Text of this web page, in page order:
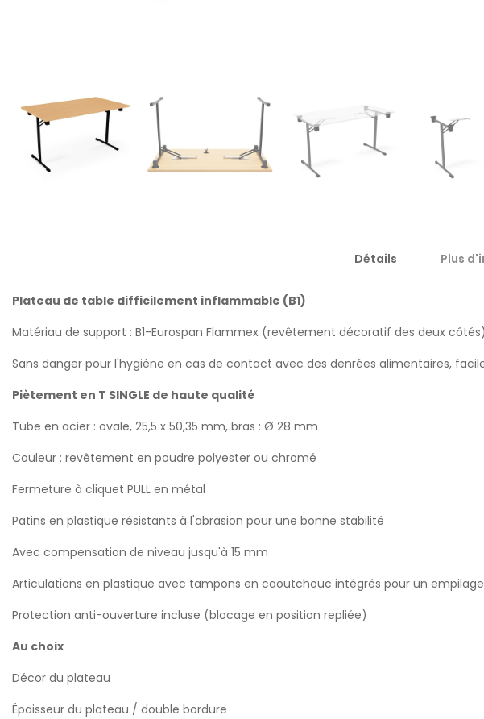
Détails
Plateau de table difficilement inflammable (B1)
Matériau de support : B1-Eurospan Flammex (revêtement décoratif des deux
Sans danger pour l'hygiène en cas de contact avec des denrées alimentaires,
Piètement en T SINGLE de haute qualité
Tube en acier : ovale, 25,5 x 50,35 mm, bras : Ø 28 mm
Couleur : revêtement en poudre polyester ou chromé
Fermeture à cliquet PULL en métal
Patins en plastique résistants à l'abrasion pour une bonne stabilité
Avec compensation de niveau jusqu'à 15 mm
Articulations en plastique avec tampons en caoutchouc intégrés pour un
Protection anti-ouverture incluse (blocage en position repliée)
Au choix
Décor du plateau
Épaisseur du plateau / double bordure
Plus